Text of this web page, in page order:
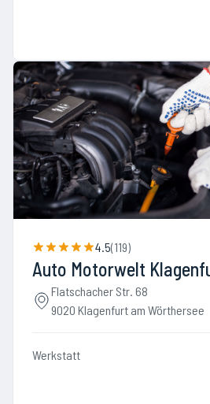
4.5(119)
Auto Motorwelt
Flatschacher Str. 68
9020 Klagenfurt am Wörthersee
Werkstatt